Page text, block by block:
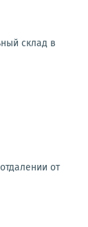
склад в
от